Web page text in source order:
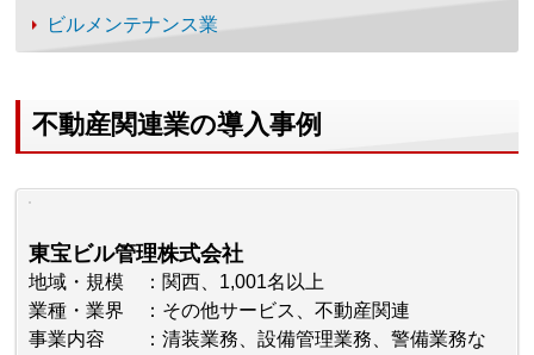
ビルメンテナンス業
不動産関連業の導入事例
東宝ビル管理株式会社
地域・規模
関西、1,001名以上
業種・業界
その他サービス、不動産関連
事業内容
清装業務、設備管理業務、警備業務な